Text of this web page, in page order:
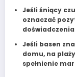
Jeśli śniący
oznaczać
doświadczenia
Jeśli basen
domu, na
spełnienie